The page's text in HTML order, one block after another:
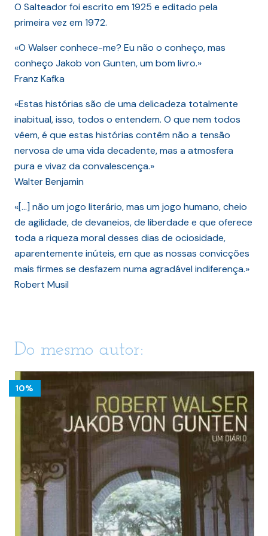
O Salteador foi escrito em 1925 e editado pela
primeira vez em 1972.
«O Walser conhece-me? Eu não o conheço, mas
conheço Jakob von Gunten, um bom livro.»
Franz Kafka
«Estas histórias são de uma delicadeza totalmente
inabitual, isso, todos o entendem. O que nem todos
vêem, é que estas histórias contêm não a tensão
nervosa de uma vida decadente, mas a atmosfera
pura e vivaz da convalescença.»
Walter Benjamin
«[…] não um jogo literário, mas um jogo humano, cheio
de agilidade, de devaneios, de liberdade e que oferece
toda a riqueza moral desses dias de ociosidade,
aparentemente inúteis, em que as nossas convicções
mais firmes se desfazem numa agradável indiferença.»
Robert Musil
Do mesmo autor:
10%